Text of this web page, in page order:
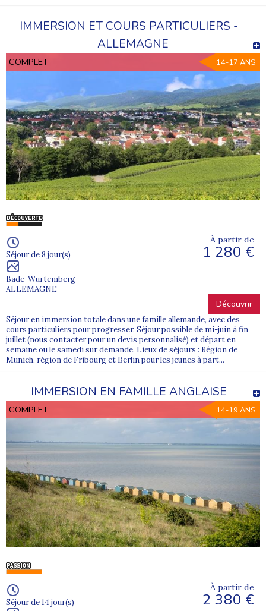
IMMERSION ET COURS PARTICULIERS -
ALLEMAGNE
COMPLET 14-17 ANS
Séjour de 8 jour(s)
Bade-Wurtemberg
ALLEMAGNE
À partir de
1 280 €
Découvrir
Séjour en immersion totale dans une famille allemande, avec des
cours particuliers pour progresser. Séjour possible de mi-juin à fin
juillet (nous contacter pour un devis personnalisé) et départ en
semaine ou le samedi sur demande. Lieux de séjours : Région de
Munich, région de Fribourg et Berlin pour les jeunes à part...
IMMERSION EN FAMILLE ANGLAISE
COMPLET 14-19 ANS
Séjour de 14 jour(s)
À partir de
2 380 €